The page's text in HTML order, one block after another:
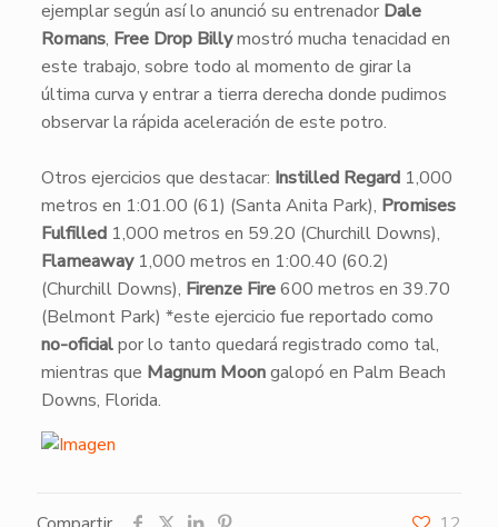
ejemplar según así lo anunció su entrenador Dale
Romans, Free Drop Billymostró mucha tenacidad en
este trabajo, sobre todo al momento de girar la
última curva y entrar a tierra derecha donde pudimos
observar la rápida aceleración de este potro.
Otros ejercicios que destacar: Instilled Regard1,000
metros en 1:01.00 (61) (Santa Anita Park), Promises
Fulfilled1,000 metros en 59.20 (Churchill Downs),
Flameaway1,000 metros en 1:00.40 (60.2)
(Churchill Downs), Firenze Fire600 metros en 39.70
(Belmont Park) *este ejercicio fue reportado como
no-oficialpor lo tanto quedará registrado como tal,
mientras que Magnum Moongalopó en Palm Beach
Downs, Florida.